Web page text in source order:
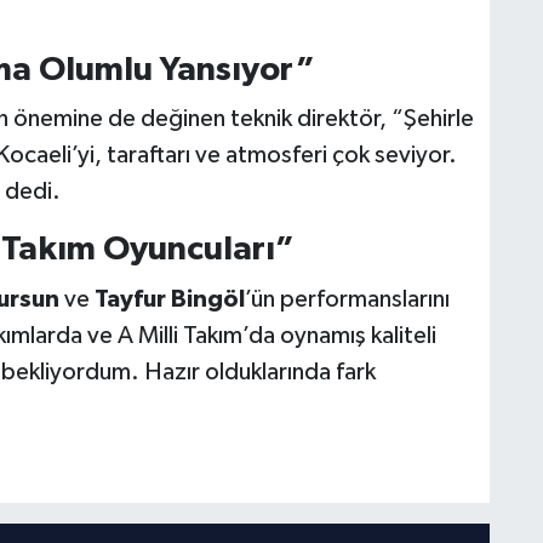
Olumlu Yansıyor”
önemine de değinen teknik direktör, “Şehirle
taraftarı ve atmosferi çok seviyor.
dedi.
Oyuncuları”
ve Tayfur Bingöl ’ün performanslarını
ve A Milli Takım’da oynamış kaliteli
Hazır olduklarında fark